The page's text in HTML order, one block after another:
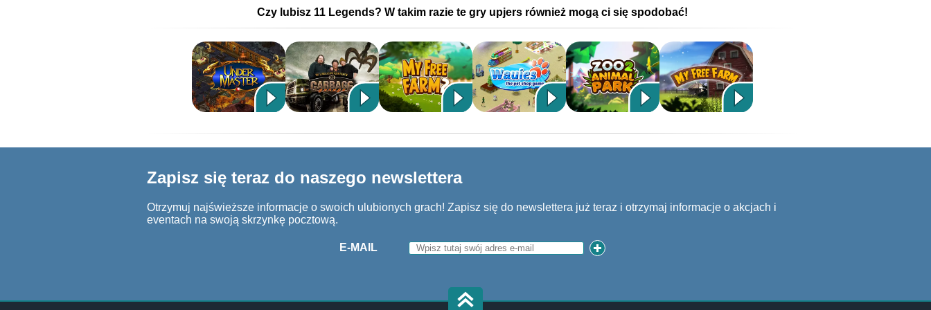
Czy lubisz 11 Legends? W takim razie te gry upjers również mogą ci się spodobać!
Zapisz się teraz do naszego newslettera
Otrzymuj najświeższe informacje o swoich ulubionych grach! Zapisz się do newslettera już teraz i otrzymaj informacje o akcjach i
eventach na swoją skrzynkę pocztową.
E-MAIL